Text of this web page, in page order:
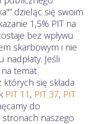
dzieląc się swoim
1,5% PIT na
bez wpływu
skarbowym i nie
Jeśli
temat
się składa
PIT 11 , PIT 37, PIT
do
stronach naszego